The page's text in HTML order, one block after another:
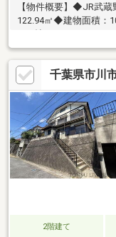
【物件概要】◆JR武
122.94㎡◆建物面積：
千葉県市川
2階建て